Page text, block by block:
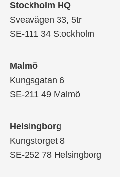
Stockholm HQ
Sveavägen 33, 5tr
SE-111 34 Stockholm
Malmö
Kungsgatan 6
SE-211 49 Malmö
Helsingborg
Kungstorget 8
SE-252 78 Helsingborg